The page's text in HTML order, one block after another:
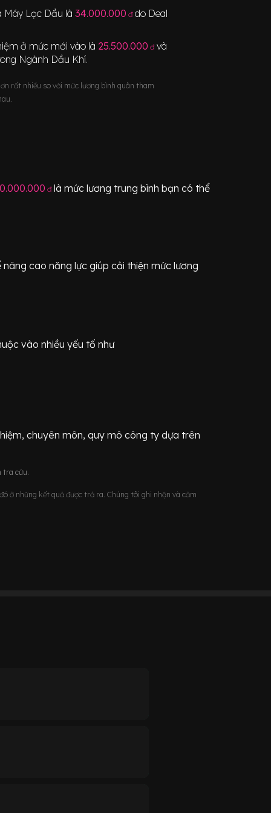
Máy Lọc Dầu là 34.000.000 đdo Deal
ở mức mới vào là 25.500.000 đ và
Ngành Dầu Khí.
rất nhiều so với mức lương bình quân tham
đlà mức lương trung bình bạn có thể
cao năng lực giúp cải thiện mức lương
vào nhiều yếu tố như
chuyên môn, quy mô công ty dựa trên
tra cứu.
ở những kết quả được trả ra. Chúng tôi ghi nhận và cảm